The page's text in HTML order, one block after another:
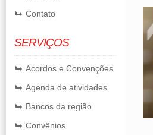
Contato
SERVIÇOS
Acordos e Convenções
Agenda de atividades
Bancos da região
Convênios